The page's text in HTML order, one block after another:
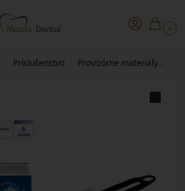
0
Príslušenstvo Provizórne materiály